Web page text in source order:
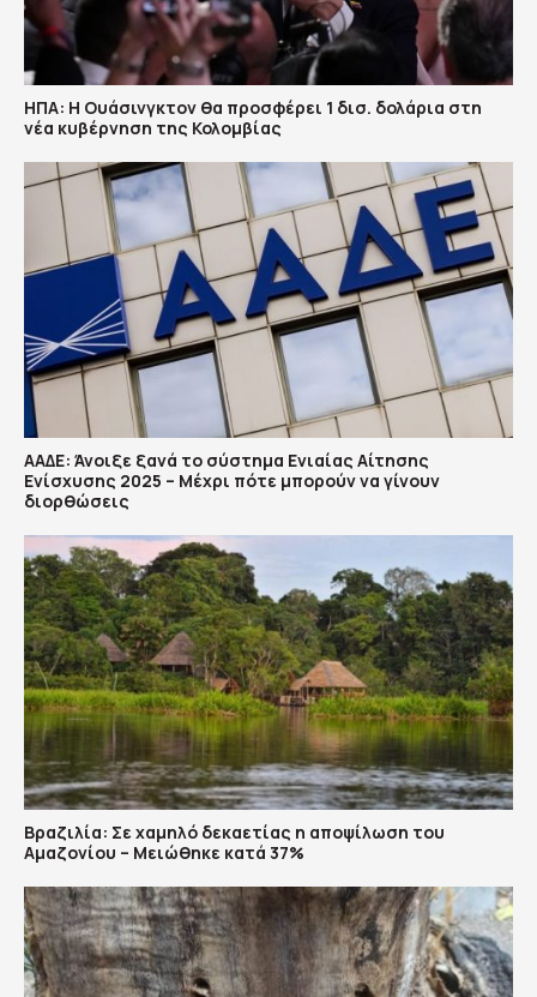
ΗΠΑ: H Ουάσινγκτον θα προσφέρει 1 δισ. δολάρια στη
νέα κυβέρνηση της Κολομβίας
ΑΑΔΕ: Άνοιξε ξανά το σύστημα Ενιαίας Αίτησης
Ενίσχυσης 2025 – Μέχρι πότε μπορούν να γίνουν
διορθώσεις
Βραζιλία: Σε χαμηλό δεκαετίας η αποψίλωση του
Αμαζονίου – Μειώθηκε κατά 37%